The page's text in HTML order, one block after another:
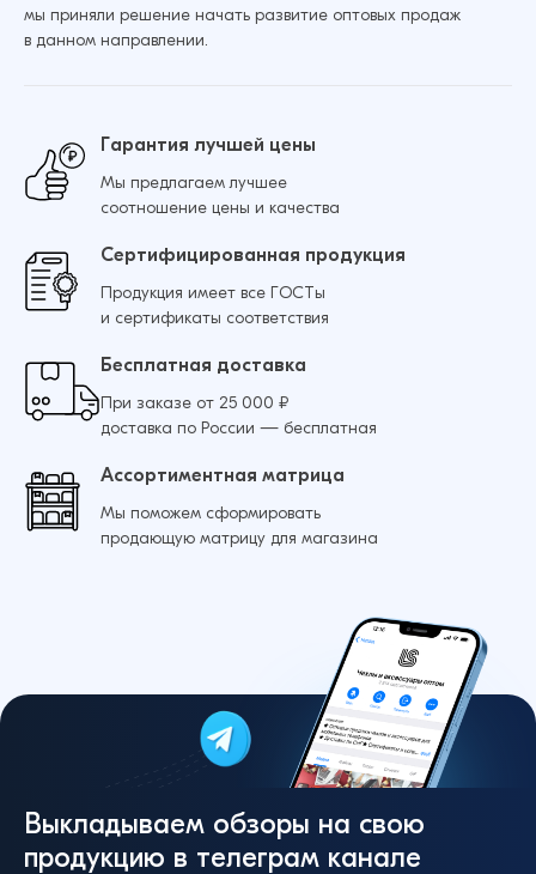
Добавить в корзину
Чехол для Samsung S23 Ultra Ультратонкий
силикон Люкс с защитой камеры
Добавить в корзину
мы приняли решение начать развитие оптовых продаж
в данном направлении.
Гарантия лучшей цены
Мы предлагаем лучшее
соотношение цены и качества
Сертифицированная продукция
Продукция имеет все ГОСТы
и сертификаты соответствия
Бесплатная доставка
При заказе от 25 000 ₽
доставка по России — бесплатная
Ассортиментная матрица
Мы поможем сформировать
продающую матрицу для магазина
Выкладываем обзоры на свою
продукцию в телеграм канале